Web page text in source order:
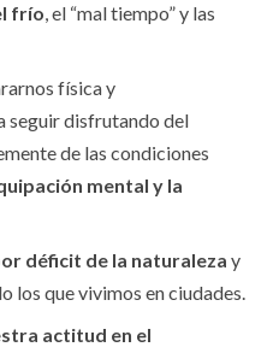
frío, el “mal tiempo” y las
física y
seguir disfrutando del
de las condiciones
mental y la
déficit de la naturaleza y
los que vivimos en ciudades.
actitud en el